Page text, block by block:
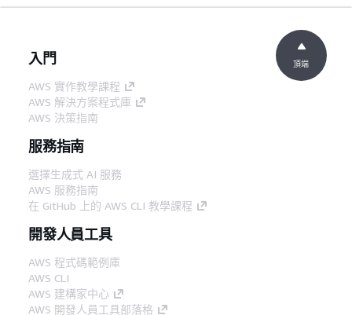
入門
AWS 實作教學課程
AWS 解決方案程式庫
AWS 決策指南
服務指南
選擇生成式 AI 服務
AWS 服務指南
在 GitHub 上的 AWS CLI 教學課程
開發人員工具
AWS 程式碼範例庫
AWS CLI
AWS 建構家中心
AWS 開發人員工具部落格
頂端